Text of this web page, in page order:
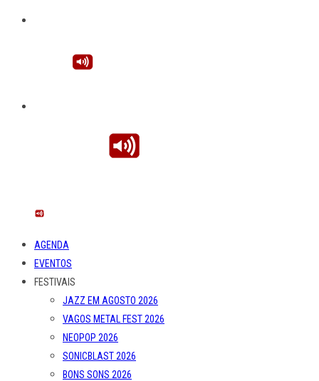
AGENDA
EVENTOS
FESTIVAIS
JAZZ EM AGOSTO 2026
VAGOS METAL FEST 2026
NEOPOP 2026
SONICBLAST 2026
BONS SONS 2026